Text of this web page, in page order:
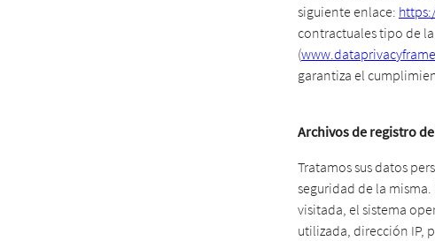
siguiente enlace:
contractuales tipo de la
(
garantiza el
Archivos de registro
Tratamos sus datos
seguridad de la
visitada, el sistema
utilizada, dirección IP,